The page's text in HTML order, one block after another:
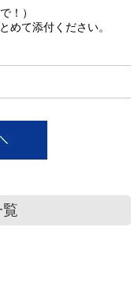
！）
めて添付ください。